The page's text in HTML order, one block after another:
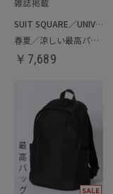
SUIT SQUARE／UNIVERSAL LANGUAGE
春夏／涼しい最高パンツ
￥ 7,689